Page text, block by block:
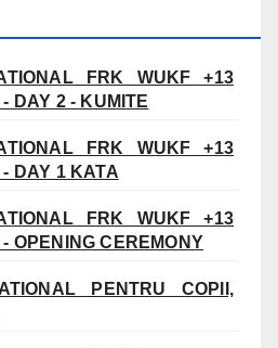
FRK WUKF +13
DAY 2 - KUMITE
FRK WUKF +13
DAY 1 KATA
FRK WUKF +13
OPENING CEREMONY
PENTRU COPII,